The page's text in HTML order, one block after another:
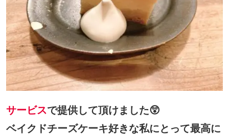
サービスで提供して頂けました😲
ベイクドチーズケーキ好きな私にとって最高に